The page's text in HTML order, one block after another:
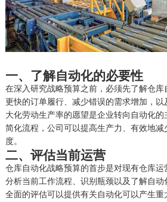
一、 了解自动化的必要性
在深入研究战略预算之前，必须先了解仓
更快的订单履行、减少错误的需求增加，
大化劳动生产率的愿望是企业转向自动化
简化流程，公司可以提高生产力、 有效地减
度。
二、 评估当前运营
仓库自动化战略预算的首步是对现有仓库运
分析当前工作流程、识别瓶颈以及了解自动
全面的评估可以提供有关自动化可以产生